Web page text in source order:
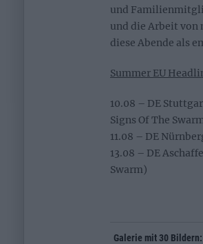
und
und die Arbeit von
diese Abende als
Summer EU
10.08 – DE
Signs Of The
11.08 – DE
13.08 – DE
Swarm)
Galerie mit 30